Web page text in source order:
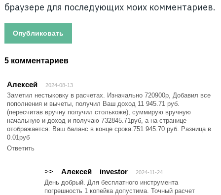
браузере для последующих моих комментариев.
5 комментариев
Алексей 2024-08-13
Заметил нестыковку в расчетах. Изначально 720900р, Добавил все
пополнения и вычеты, получил Ваш доход 11 945.71 руб.
(пересчитав вручну получил столькоже), суммирую вручную
начальную и доход и получаю 732845.71руб, а на странице
отображается: Ваш баланс в конце срока:751 945.70 руб. Разница в
0.01руб
Ответить
investor
>> Алексей 2024-11-24
День добрый. Для бесплатного инструмента
погрешность 1 копейка допустима. Точный расчет